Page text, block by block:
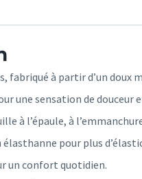
fabriqué à partir d’un doux
une sensation de douceur
à l’épaule, à
pour plus
un confort quotidien.